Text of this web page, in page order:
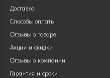
Доставка
Способы оплаты
Отзывы о товаре
Акции и скидки
Отзывы о компании
Гарантия и сроки